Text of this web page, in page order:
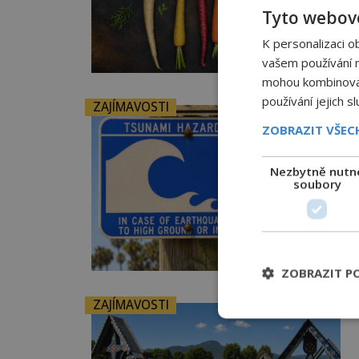
ZAJÍMAVOSTI
ZAJÍMAVOSTI
Tyto
K personalizaci
vašem používání
mohou
používání jejich
ZOBRAZIT
Nezbytně
soubory
ZOBRAZIT